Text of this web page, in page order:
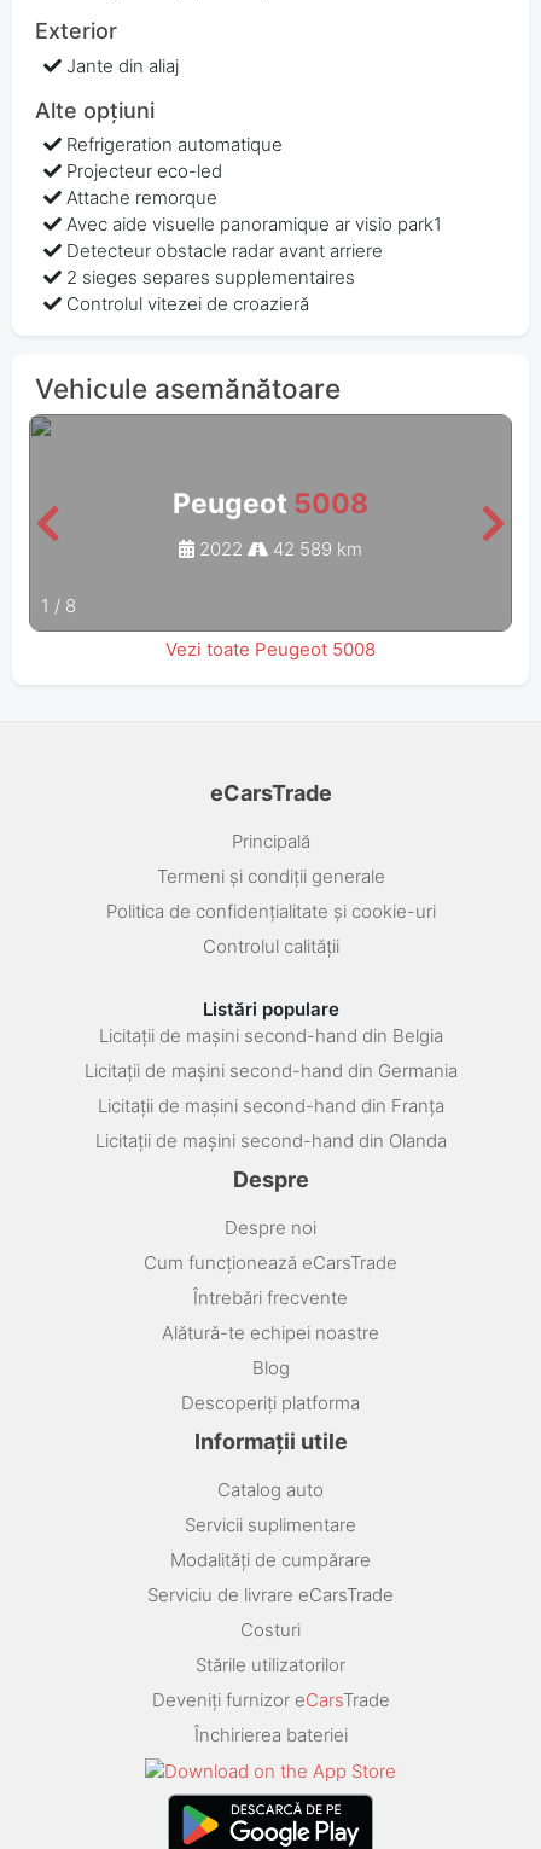
Exterior
Jante din aliaj
Alte opțiuni
Refrigeration automatique
Projecteur eco-led
Attache remorque
Avec aide visuelle panoramique ar visio park1
Detecteur obstacle radar avant arriere
2 sieges separes supplementaires
Controlul vitezei de croazieră
Vehicule asemănătoare
Peugeot 5008
2022 42 589 km
1 / 8
Vezi toate Peugeot 5008
eCarsTrade
Principală
Termeni și condiții generale
Politica de confidențialitate și cookie-uri
Controlul calității
Listări populare
Licitații de mașini second-hand din Belgia
Licitații de mașini second-hand din Germania
Licitații de mașini second-hand din Franța
Licitații de mașini second-hand din Olanda
Despre
Despre noi
Cum funcționează eCarsTrade
Întrebări frecvente
Alătură-te echipei noastre
Blog
Descoperiți platforma
Informații utile
Catalog auto
Servicii suplimentare
Modalități de cumpărare
Serviciu de livrare eCarsTrade
Costuri
Stările utilizatorilor
Deveniți furnizor eCarsTrade
Închirierea bateriei